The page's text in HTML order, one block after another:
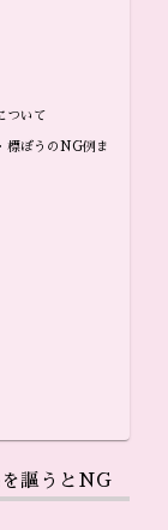
ついて
標ぼうのNG例ま
謳うとNG